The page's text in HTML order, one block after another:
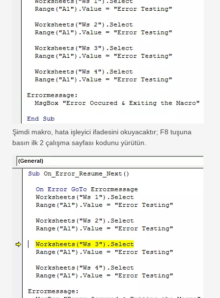
Şimdi makro, hata işleyici ifadesini okuyacaktır; F8 tuşuna
basın ilk 2 çalışma sayfası kodunu yürütün.